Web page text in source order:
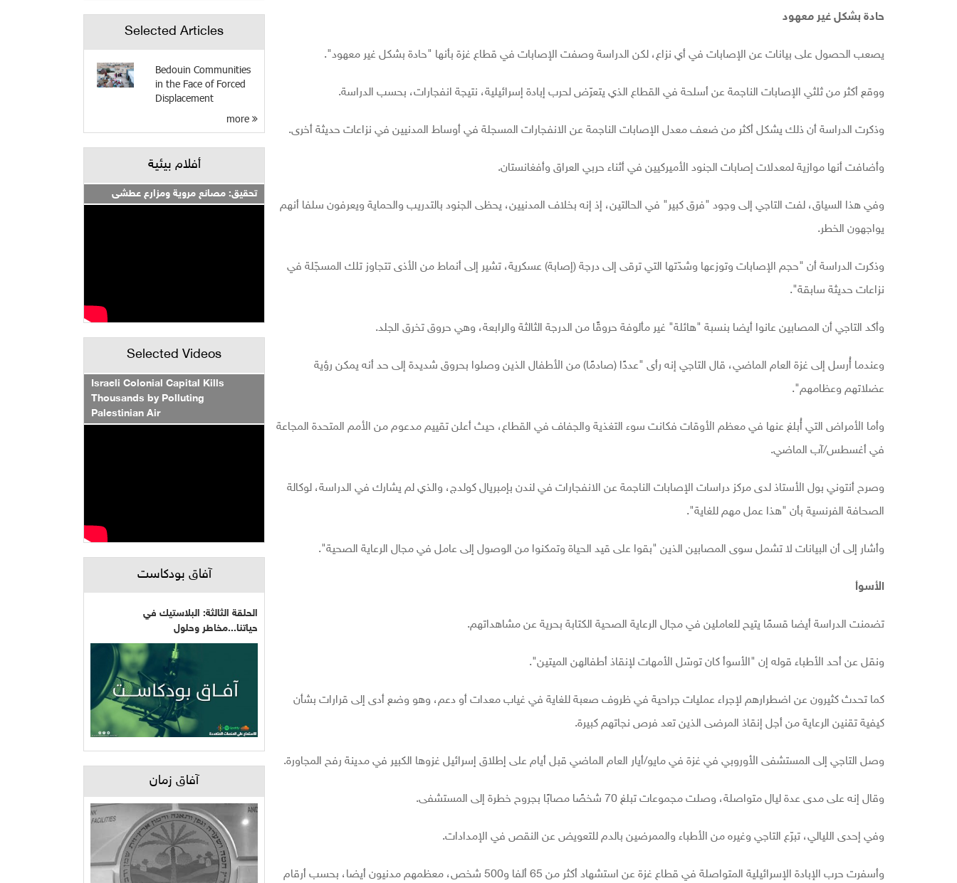
حادة بشكل غير معهود
يصعب الحصول على بيانات عن الإصابات في أي نزاع، لكن الدراسة وصفت الإصابات في قطاع غزة بأنها "حادة بشكل غير معهود".
ووقع أكثر من ثلثي الإصابات الناجمة عن أسلحة في القطاع الذي يتعرّض لحرب إبادة إسرائيلية، نتيجة انفجارات، بحسب الدراسة.
وذكرت الدراسة أن ذلك يشكل أكثر من ضعف معدل الإصابات الناجمة عن الانفجارات المسجلة في أوساط المدنيين في نزاعات حديثة أخرى.
وأضافت أنها موازية لمعدلات إصابات الجنود الأميركيين في أثناء حربي العراق وأفغانستان.
وفي هذا السياق، لفت التاجي إلى وجود "فرق كبير" في الحالتين، إذ إنه بخلاف المدنيين، يحظى الجنود بالتدريب والحماية ويعرفون سلفا أنهم
يواجهون الخطر.
وذكرت الدراسة أن "حجم الإصابات وتوزعها وشدّتها التي ترقى إلى درجة (إصابة) عسكرية، تشير إلى أنماط من الأذى تتجاوز تلك المسجّلة في
نزاعات حديثة سابقة".
وأكد التاجي أن المصابين عانوا أيضا بنسبة "هائلة" غير مألوفة حروقًا من الدرجة الثالثة والرابعة، وهي حروق تخرق الجلد.
وعندما أُرسل إلى غزة العام الماضي، قال التاجي إنه رأى "عددًا (صادمًا) من الأطفال الذين وصلوا بحروق شديدة إلى حد أنه يمكن رؤية
عضلاتهم وعظامهم".
وأما الأمراض التي أُبلغ عنها في معظم الأوقات فكانت سوء التغذية والجفاف في القطاع، حيث أعلن تقييم مدعوم من الأمم المتحدة المجاعة
في أغسطس/آب الماضي.
وصرح أنتوني بول الأستاذ لدى مركز دراسات الإصابات الناجمة عن الانفجارات في لندن بإمبريال كولدج، والذي لم يشارك في الدراسة، لوكالة
الصحافة الفرنسية بأن "هذا عمل مهم للغاية".
وأشار إلى أن البيانات لا تشمل سوى المصابين الذين "بقوا على قيد الحياة وتمكنوا من الوصول إلى عامل في مجال الرعاية الصحية".
الأسوأ
تضمنت الدراسة أيضا قسمًا يتيح للعاملين في مجال الرعاية الصحية الكتابة بحرية عن مشاهداتهم.
ونقل عن أحد الأطباء قوله إن "الأسوأ كان توسّل الأمهات لإنقاذ أطفالهن الميتين".
كما تحدث كثيرون عن اضطرارهم لإجراء عمليات جراحية في ظروف صعبة للغاية في غياب معدات أو دعم، وهو وضع أدى إلى قرارات بشأن
كيفية تقنين الرعاية من أجل إنقاذ المرضى الذين تعد فرص نجاتهم كبيرة.
وصل التاجي إلى المستشفى الأوروبي في غزة في مايو/أيار العام الماضي قبل أيام على إطلاق إسرائيل غزوها الكبير في مدينة رفح المجاورة.
وقال إنه على مدى عدة ليال متواصلة، وصلت مجموعات تبلغ 70 شخصًا مصابًا بجروح خطرة إلى المستشفى.
وفي إحدى الليالي، تبرّع التاجي وغيره من الأطباء والممرضين بالدم للتعويض عن النقص في الإمدادات.
وأسفرت حرب الإبادة الإسرائيلية المتواصلة في قطاع غزة عن استشهاد أكثر من 65 ألفا و500 شخص، معظمهم مدنيون أيضا، بحسب أرقام
Selected Articles
Bedouin Communities
in the Face of Forced
Displacement
أفلام بيئية
تحقيق: مصانع مروية ومزارع عطشى
Selected Videos
Israeli Colonial Capital Kills
Thousands by Polluting
Palestinian Air
آفاق بودكاست
الحلقة الثالثة: البلاستيك في
حياتنا...مخاطر وحلول
آفاق زمان